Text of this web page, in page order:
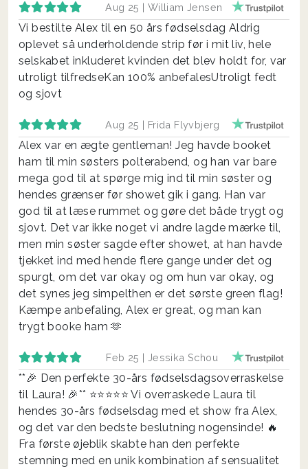
Aug 25 | William Jensen
Vi bestilte Alex til en 50 års fødselsdag Aldrig
oplevet så underholdende strip før i mit liv, hele
selskabet inkluderet kvinden det blev holdt for, var
utroligt tilfredseKan 100% anbefalesUtroligt fedt
og sjovt
Aug 25 | Frida Flyvbjerg
Alex var en ægte gentleman! Jeg havde booket
ham til min søsters polterabend, og han var bare
mega god til at spørge mig ind til min søster og
hendes grænser før showet gik i gang. Han var
god til at læse rummet og gøre det både trygt og
sjovt. Det var ikke noget vi andre lagde mærke til,
men min søster sagde efter showet, at han havde
tjekket ind med hende flere gange under det og
spurgt, om det var okay og om hun var okay, og
det synes jeg simpelthen er det sørste green flag!
Kæmpe anbefaling, Alex er great, og man kan
trygt booke ham 🫶
Feb 25 | Jessika Schou
**🎉 Den perfekte 30-års fødselsdagsoverraskelse
til Laura! 🎉** ⭐️⭐️⭐️⭐️⭐️ Vi overraskede Laura til
hendes 30-års fødselsdag med et show fra Alex,
og det var den bedste beslutning nogensinde! 🔥
Fra første øjeblik skabte han den perfekte
stemning med en unik kombination af sensualitet